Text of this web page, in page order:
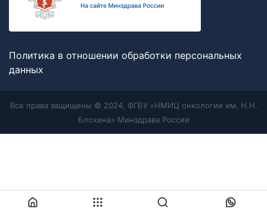
Политика в отношении обработки персональных
данных
Все права защищены © 2024, ФГБУ «НМИЦ онкологии им. Н.Н.
Блохина» Минздрава России